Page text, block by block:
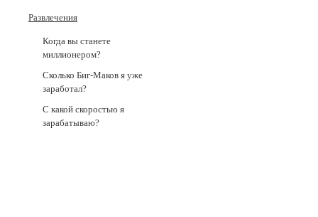
Развлечения
Когда вы станете
миллионером?
Сколько Биг-Маков я уже
заработал?
С какой скоростью я
зарабатываю?